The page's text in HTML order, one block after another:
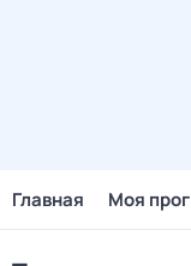
Главная Моя